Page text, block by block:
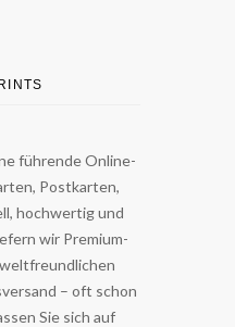
führende Online-
Postkarten,
hochwertig und
wir Premium-
– oft schon
Sie sich auf